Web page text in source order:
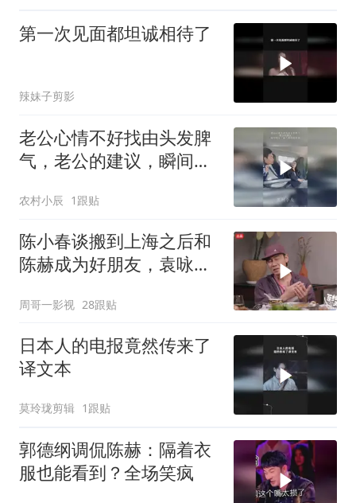
第一次见面都坦诚相待了
辣妹子剪影
老公心情不好找由头发脾
气，老公的建议，瞬间明
农村小辰 1跟贴
陈小春谈搬到上海之后和
陈赫成为好朋友，袁咏仪
周哥一影视 28跟贴
日本人的电报竟然传来了
译文本
莫玲珑剪辑 1跟贴
郭德纲调侃陈赫：隔着衣
服也能看到？全场笑疯